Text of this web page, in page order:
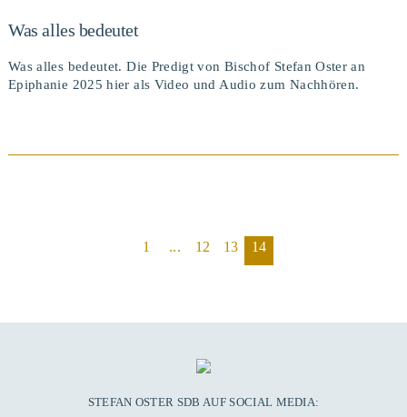
Was alles bedeutet
Was alles bedeutet. Die Predigt von Bischof Stefan Oster an
Epiphanie 2025 hier als Video und Audio zum Nachhören.
1 ... 12 13 14
STEFAN OSTER SDB AUF SOCIAL MEDIA: